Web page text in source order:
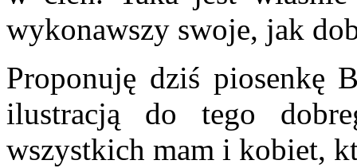
wykonawszy swoje, jak
Proponuję dziś piosenkę
ilustracją do tego
wszystkich mam i kobiet,